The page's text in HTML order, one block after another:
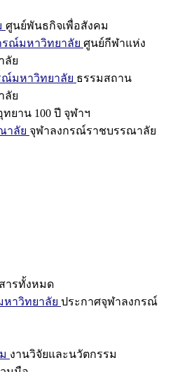
ศูนย์พันธกิจเพื่อสังคม
รณ์มหาวิทยาลัย ศูนย์กีฬาแห่ง
ลัย
ณ์มหาวิทยาลัย ธรรมสถาน
ลัย
ทยาน 100 ปี จุฬาฯ
าลัย จุฬาลงกรณ์ราชบรรณาลัย
ารทั้งหมด
าวิทยาลัย ประกาศจุฬาลงกรณ์
งานวิจัยและนวัตกรรม